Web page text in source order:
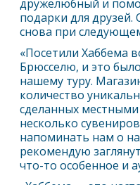
дружелюбный и
подарки для друзей.
снова при
«Посетили Хаббема
Брюсселю, и это
нашему туру.
количество
сделанных
несколько
напоминать нам о
рекомендую
что-то особенное и